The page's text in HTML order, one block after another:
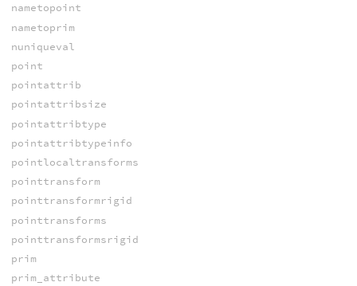
nametopoint
nametoprim
nuniqueval
point
pointattrib
pointattribsize
pointattribtype
pointattribtypeinfo
pointlocaltransforms
pointtransform
pointtransformrigid
pointtransforms
pointtransformsrigid
prim
prim_attribute